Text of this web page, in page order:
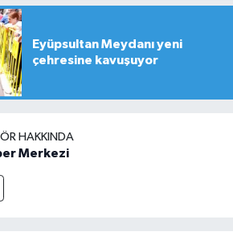
Eyüpsultan Meydanı yeni
çehresine kavuşuyor
HAKKINDA
Merkezi